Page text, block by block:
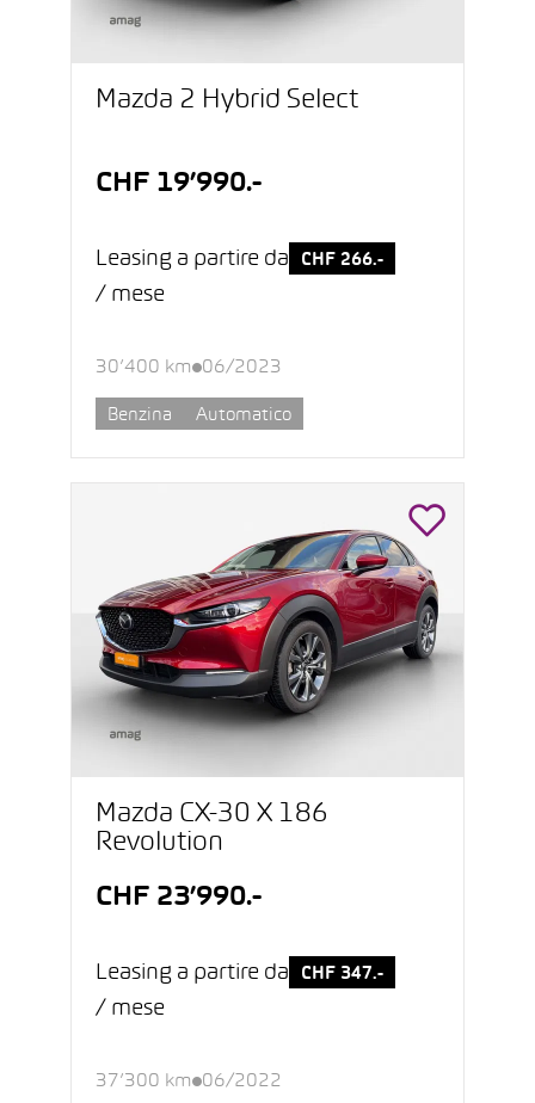
Mazda 2 Hybrid Select
CHF 19’990.-
Leasing a partire da CHF 266.-
/ mese
30’400 km 06/2023
Benzina Automatico
Mazda CX-30 X 186
Revolution
CHF 23’990.-
Leasing a partire da CHF 347.-
/ mese
37’300 km 06/2022